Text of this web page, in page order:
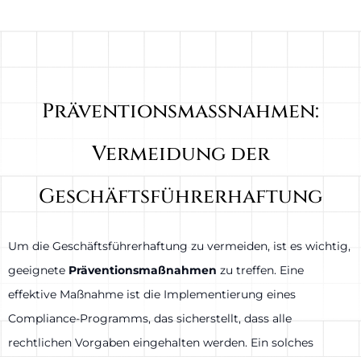
Präventionsmaßnahmen:
Vermeidung der
Geschäftsführerhaftung
Um die Geschäftsführerhaftung zu vermeiden, ist es wichtig,
geeignete Präventionsmaßnahmen zu treffen. Eine
effektive Maßnahme ist die Implementierung eines
Compliance-Programms, das sicherstellt, dass alle
rechtlichen Vorgaben eingehalten werden. Ein solches